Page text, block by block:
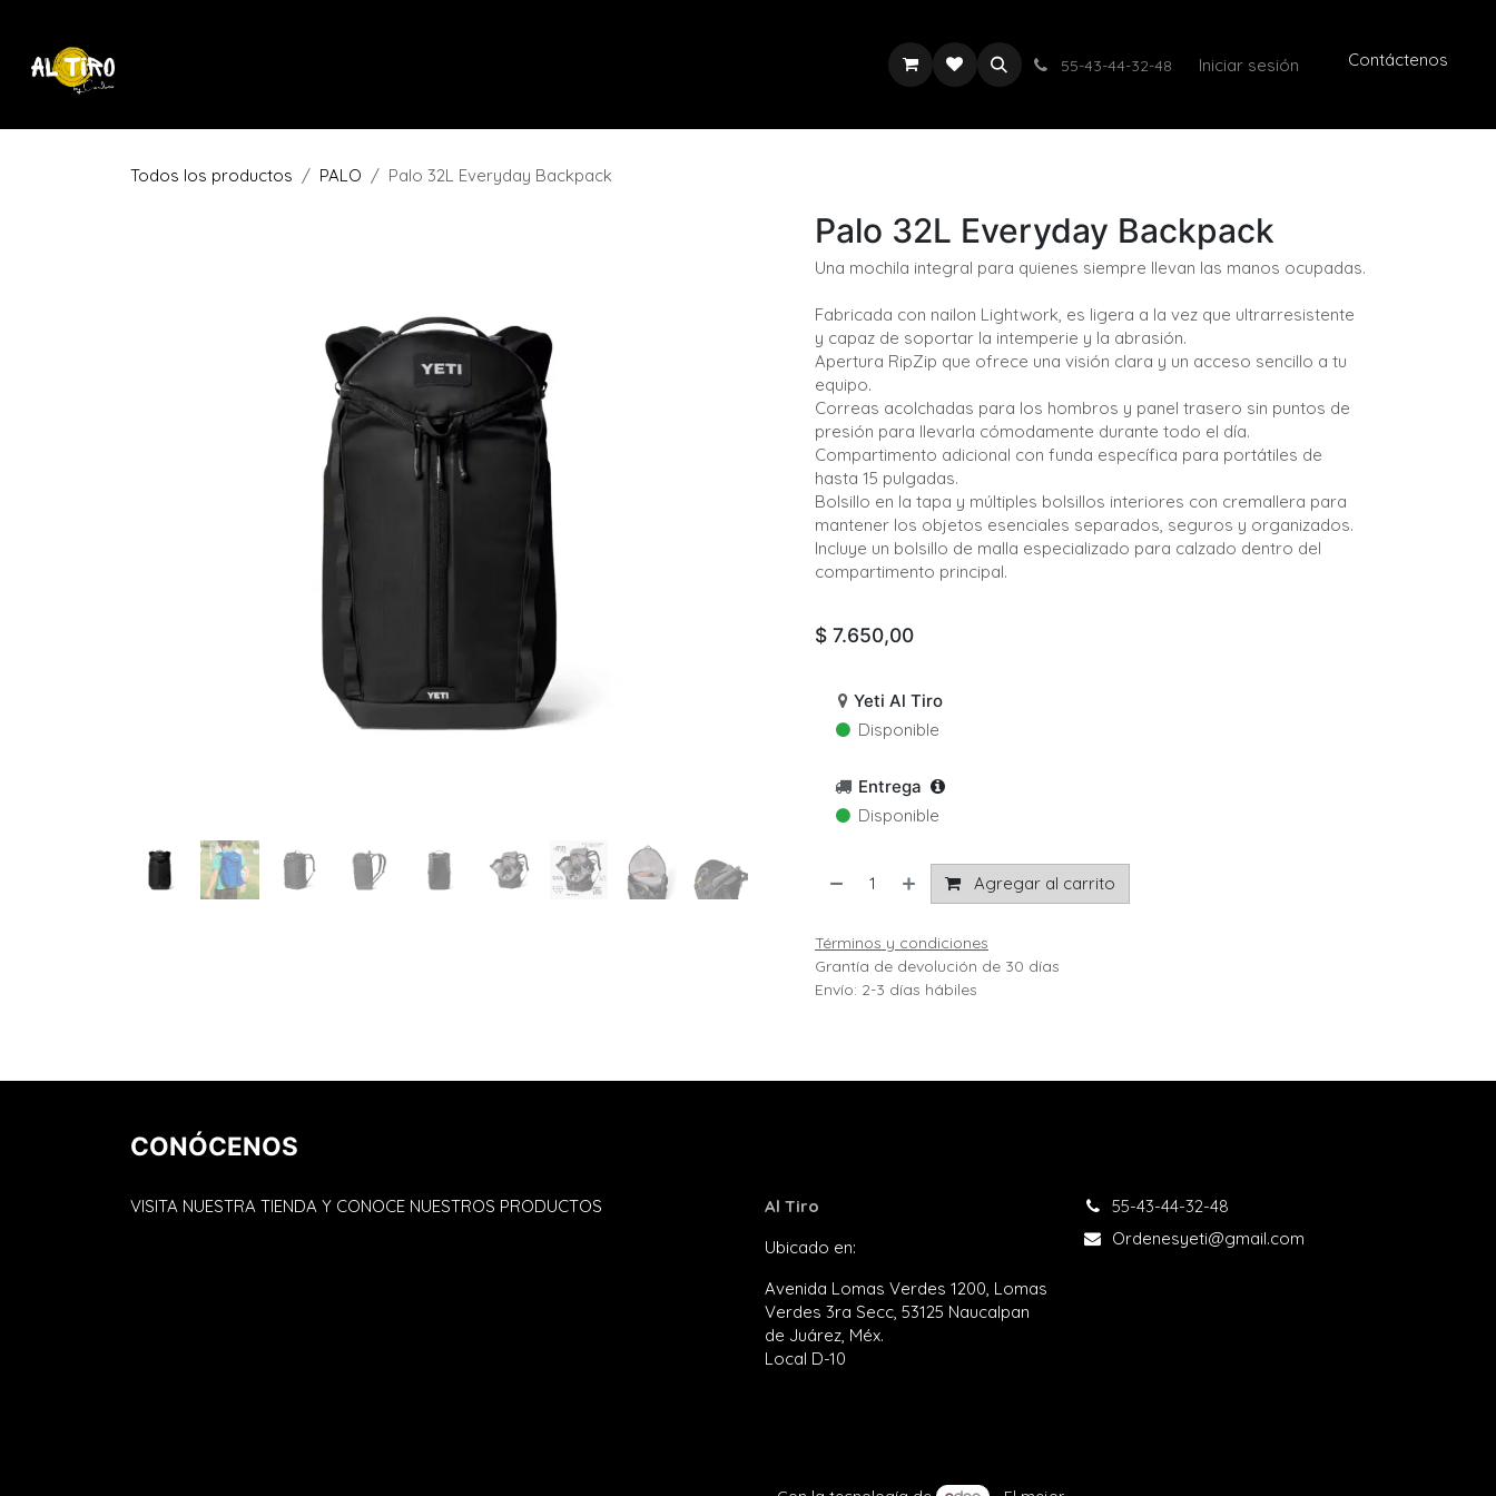
55-43-44-32-48 Iniciar sesión Contáctenos
Todos los productos PALO Palo 32L Everyday Backpack
Palo 32L Everyday Backpack
Una mochila integral para quienes siempre llevan las manos ocupadas.
Fabricada con nailon Lightwork, es ligera a la vez que ultrarresistente
y capaz de soportar la intemperie y la abrasión.
Apertura RipZip que ofrece una visión clara y un acceso sencillo a tu
equipo.
Correas acolchadas para los hombros y panel trasero sin puntos de
presión para llevarla cómodamente durante todo el día.
Compartimento adicional con funda específica para portátiles de
hasta 15 pulgadas.
Bolsillo en la tapa y múltiples bolsillos interiores con cremallera para
mantener los objetos esenciales separados, seguros y organizados.
Incluye un bolsillo de malla especializado para calzado dentro del
compartimento principal.
$ 7.650,00
Yeti Al Tiro
Disponible
Entrega
Disponible
Agregar al carrito
Términos y condiciones
Grantía de devolución de 30 días
Envío: 2-3 días hábiles
CONÓCENOS
VISITA NUESTRA TIENDA Y CONOCE NUESTROS PRODUCTOS
Al Tiro
Ubicado en:
Avenida Lomas Verdes 1200, Lomas
Verdes 3ra Secc, 53125 Naucalpan
de Juárez, Méx.
Local D-10
55-43-44-32-48​
Ordenesyeti@gmail.com